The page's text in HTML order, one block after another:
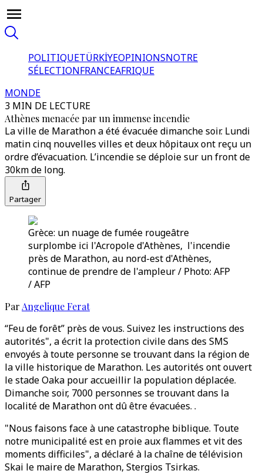
POLITIQUETÜRKİYEOPINIONSNOTRE
SÉLECTIONFRANCEAFRIQUE
MONDE
3 MIN DE LECTURE
Athènes menacée par un immense incendie
La ville de Marathon a été évacuée dimanche soir. Lundi
matin cinq nouvelles villes et deux hôpitaux ont reçu un
ordre d’évacuation. L’incendie se déploie sur un front de
30km de long.
Partager
Grèce: un nuage de fumée rougeâtre
surplombe ici l'Acropole d'Athènes, l'incendie
près de Marathon, au nord-est d'Athènes,
continue de prendre de l'ampleur / Photo: AFP
/ AFP
Par Angelique Ferat
“Feu de forêt” près de vous. Suivez les instructions des
autorités", a écrit la protection civile dans des SMS
envoyés à toute personne se trouvant dans la région de
la ville historique de Marathon. Les autorités ont ouvert
le stade Oaka pour accueillir la population déplacée.
Dimanche soir, 7000 personnes se trouvant dans la
localité de Marathon ont dû être évacuées. .
"Nous faisons face à une catastrophe biblique. Toute
notre municipalité est en proie aux flammes et vit des
moments difficiles", a déclaré à la chaîne de télévision
Skai le maire de Marathon, Stergios Tsirkas.